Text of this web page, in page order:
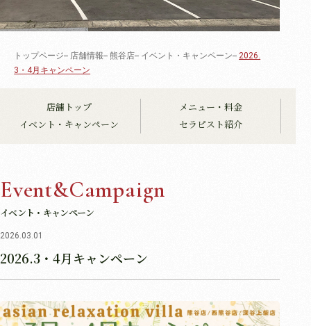
店舗トップ
メニュー・料金
イベント・キャンペーン
セラピスト紹介
トップページ 店舗情報 熊谷店 イベント・キャンペーン
2026.
3・4月キャンペーン
Event&Campaign
イベント・キャンペーン
2026.03.01
2026.3・4月キャンペーン